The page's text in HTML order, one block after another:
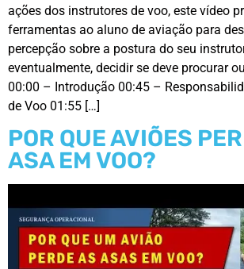
ações dos instrutores de voo, este vídeo
ferramentas ao aluno de aviação para
percepção sobre a postura do seu
eventualmente, decidir se deve procurar
00:00 – Introdução 00:45 –
de Voo 01:55 […]
POR QUE AVIÕES
ASA EM VOO?